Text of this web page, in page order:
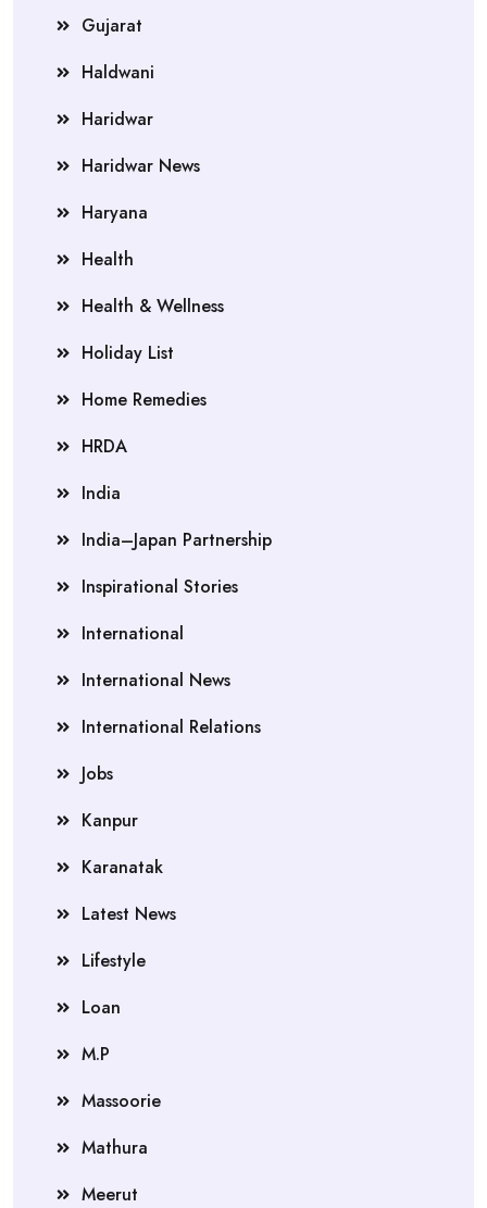
Gujarat
Haldwani
Haridwar
Haridwar News
Haryana
Health
Health & Wellness
Holiday List
Home Remedies
HRDA
India
India–Japan Partnership
Inspirational Stories
International
International News
International Relations
Jobs
Kanpur
Karanatak
Latest News
Lifestyle
Loan
M.P
Massoorie
Mathura
Meerut